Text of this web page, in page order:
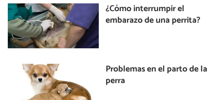
¿Cómo interrumpir el
embarazo de una perrita?
Problemas en el parto de la
perra